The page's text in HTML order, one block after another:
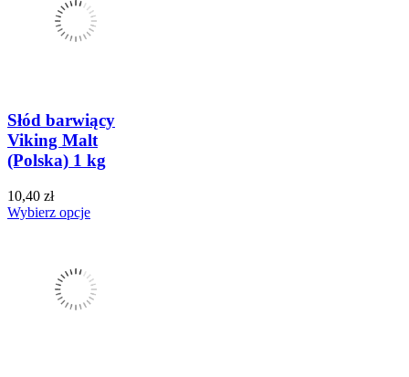
Słód barwiący
Viking Malt
(Polska) 1 kg
10,40 zł
Wybierz opcje